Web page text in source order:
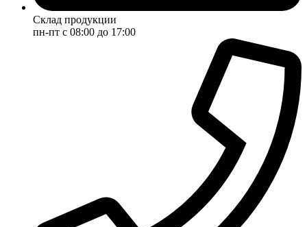
Склад продукции
пн-пт с 08:00 до 17:00